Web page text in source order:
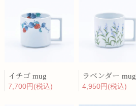
イチゴ mug
7,700円(税込)
ラベンダー mug
4,950円(税込)